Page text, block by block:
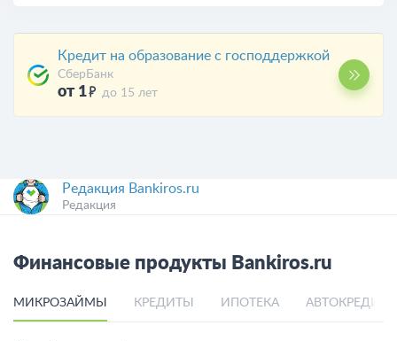
Кредит на образование с господдержкой
СберБанк
от 1 до 15 лет
Редакция Bankiros.ru
Редакция
Финансовые продукты Bankiros.ru
МИКРОЗАЙМЫ КРЕДИТЫ ИПОТЕКА